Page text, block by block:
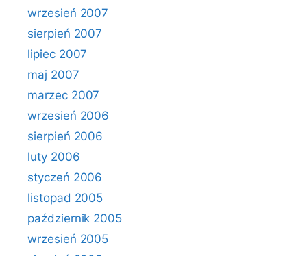
wrzesień 2007
sierpień 2007
lipiec 2007
maj 2007
marzec 2007
wrzesień 2006
sierpień 2006
luty 2006
styczeń 2006
listopad 2005
październik 2005
wrzesień 2005